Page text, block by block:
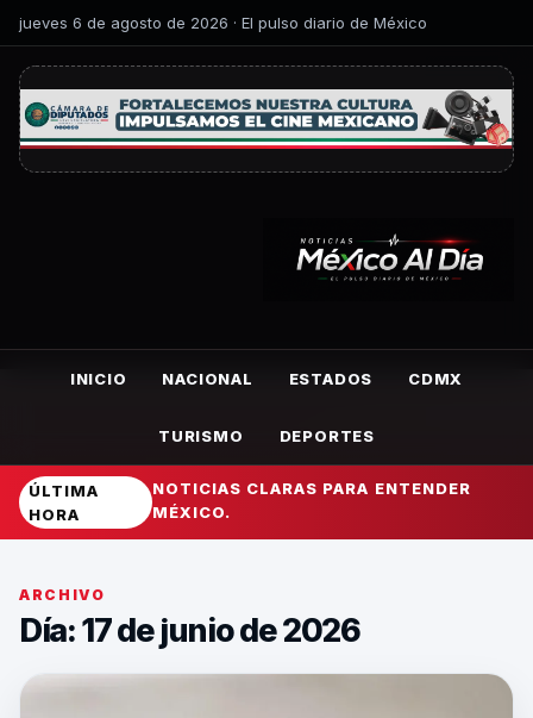
jueves 6 de agosto de 2026 · El pulso diario de México
INICIO NACIONAL ESTADOS CDMX
TURISMO DEPORTES
ÚLTIMA
HORA
NOTICIAS CLARAS PARA ENTENDER
MÉXICO.
ARCHIVO
Día: 17 de junio de 2026